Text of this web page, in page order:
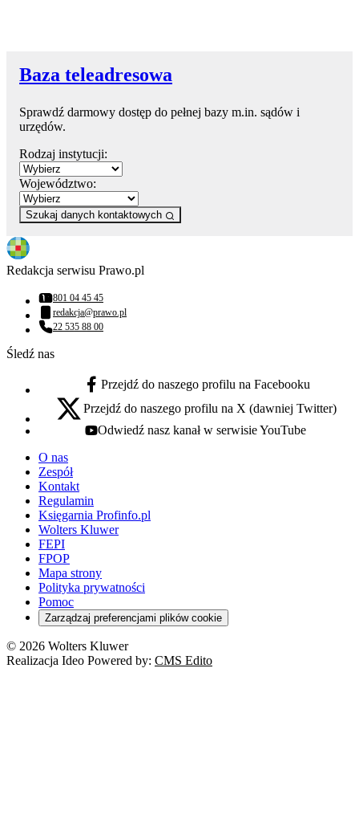
Baza teleadresowa
Sprawdź darmowy dostęp do pełnej bazy m.in. sądów i
urzędów.
Rodzaj instytucji:
Województwo:
Szukaj danych kontaktowych
Redakcja serwisu Prawo.pl
Numer telefonu:
801 04 45 45
Adres email:
redakcja@prawo.pl
Numer telefonu:
22 535 88 00
Śledź nas
facebook - otwiera się w nowej karcie
Przejdź do naszego profilu na Facebooku
x - otwiera się w nowej karcie
Przejdź do naszego profilu na X (dawniej Twitter)
youtube - otwiera się w nowej karcie
Odwiedź nasz kanał w serwisie YouTube
O nas
Zespół
Kontakt
Regulamin
Księgarnia Profinfo.pl
Wolters Kluwer
FEPI
FPOP
Mapa strony
Polityka prywatności
Pomoc
Zarządzaj preferencjami plików cookie
© 2026 Wolters Kluwer
Realizacja Ideo Powered by: CMS Edito